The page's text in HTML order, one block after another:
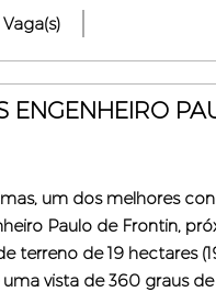
ENGENHEIRO
um dos melhores
Paulo de Frontin,
de 19 hectares
vista de 360 graus